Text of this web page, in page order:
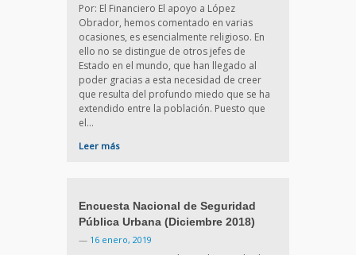
Por: El Financiero El apoyo a López
Obrador, hemos comentado en varias
ocasiones, es esencialmente religioso. En
ello no se distingue de otros jefes de
Estado en el mundo, que han llegado al
poder gracias a esta necesidad de creer
que resulta del profundo miedo que se ha
extendido entre la población. Puesto que
el…
Leer más
Encuesta Nacional de Seguridad
Pública Urbana (Diciembre 2018)
— 16 enero, 2019